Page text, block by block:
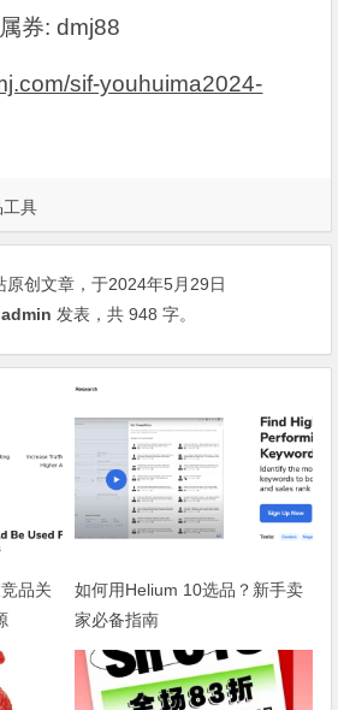
工具
券: dmj88
sif-youhuima2024-
原创文章，于2024年5月29日
admin 发表，共 948 字。
品关
如何用Helium 10选品？新手卖
家必备指南